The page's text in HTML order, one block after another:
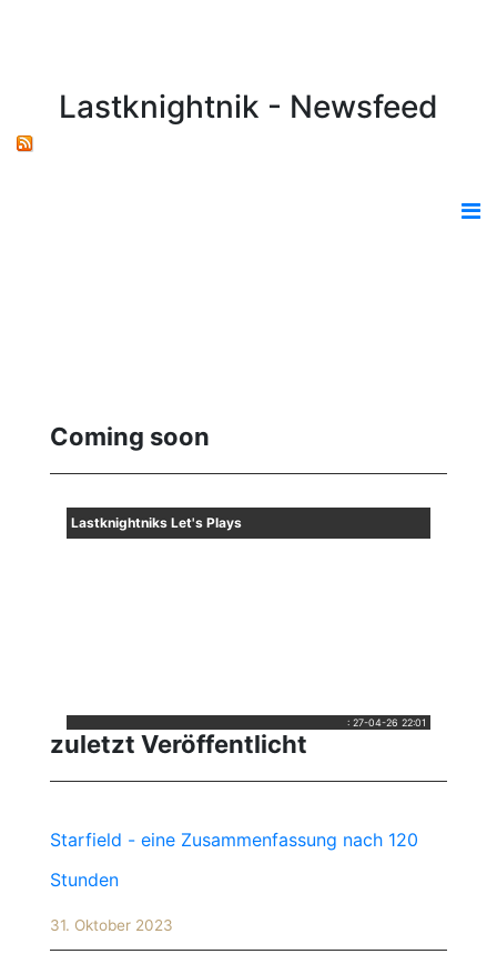
Lastknightnik - Newsfeed
Coming soon
Lastknightniks Let's Plays
: 27-04-26 22:01
zuletzt Veröffentlicht
Starfield - eine Zusammenfassung nach 120
Stunden
31. Oktober 2023